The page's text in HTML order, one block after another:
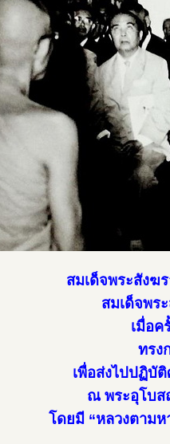
สมเด็จพระสังฆ
สมเด็จพร
เมื่อ
ทรง
เพื่อส่งไปปฏิบั
ณ พระอุโบส
โดยมี “หลวงตาม